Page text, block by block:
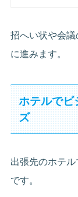
招へい状や会
に進みます。
ホテルでビ
ズ
出張先のホテ
です。